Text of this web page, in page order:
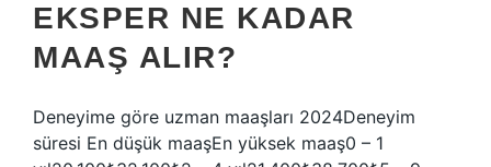
EKSPER NE KADAR
MAAŞ ALIR?
Deneyime göre uzman maaşları 2024Deneyim
süresi En düşük maaşEn yüksek maaş0 – 1